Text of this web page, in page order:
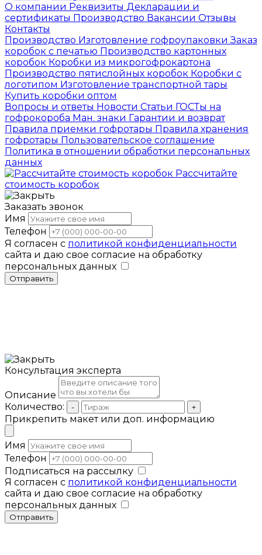
О компании Реквизиты Декларации и
сертификаты Производство Вакансии Отзывы
Контакты
Производство Изготовление гофроупаковкиЗаказ
коробок с печатью Производство картонных
коробок Коробки из микрогофрокартона
Производство пятислойных коробок Коробки с
логотипом Изготовление транспортной тары
Купить коробки оптом
Вопросы и ответы Новости Статьи ГОСТы на
гофрокороба Ман. знаки Гарантии и возврат
Правила приемки гофротары Правила хранения
гофротары Пользовательское соглашение
Политика в отношении обработки персональных
данных
Рассчитайте
стоимость коробок
Заказать звонок
Имя
Телефон
Я согласен с политикой конфиденциальности
сайта и даю свое согласие на обработку
персональных данных
Отправить
Консультация эксперта
Описание
Количество:
- +
Прикрепить макет или доп. информацию
Имя
Телефон
Подписаться на рассылку
Я согласен с политикой конфиденциальности
сайта и даю свое согласие на обработку
персональных данных
Отправить